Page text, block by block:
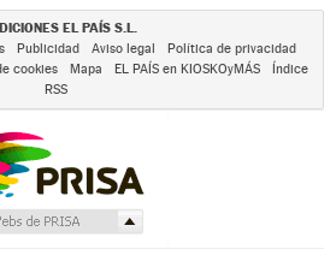
EL PAÍS S.L.
Publicidad Aviso legal
Política de privacidad
cookies Mapa EL PAÍS en KIOSKOyMÁS
Índice
RSS